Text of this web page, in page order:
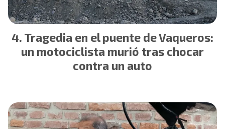
Tragedia en el puente de Vaqueros:
un motociclista murió tras chocar
contra un auto